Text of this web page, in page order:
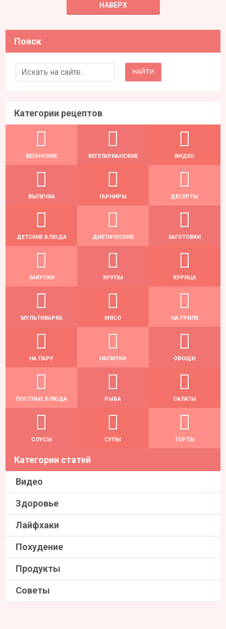
НАВЕРХ
Поиск
Search for:
Категории рецептов
ВЕГАНСКИЕ ВЕГЕТАРИАНСКИЕ ВИДЕО
ВЫПЕЧКА ГАРНИРЫ ДЕСЕРТЫ
ДЕТСКИЕ БЛЮДА ДИЕТИЧЕСКИЕ ЗАГОТОВКИ
ЗАКУСКИ КРУПЫ КУРИЦА
МУЛЬТИВАРКА МЯСО НА ГРИЛЕ
НА ПАРУ НАПИТКИ ОВОЩИ
ПОСТНЫЕ БЛЮДА РЫБА САЛАТЫ
СОУСЫ СУПЫ ТОРТЫ
Категории статей
Видео
Здоровье
Лайфхаки
Похудение
Продукты
Советы